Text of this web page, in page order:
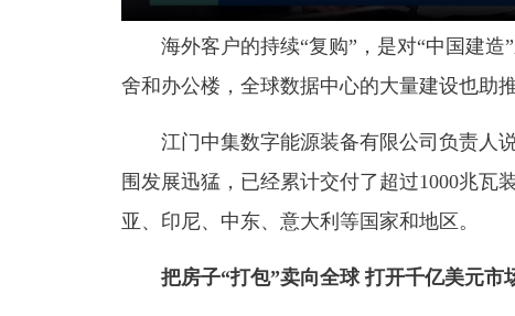
海外客户的持续“复购”，是对“中国建造
舍和办公楼，全球数据中心的大量建设也助
江门中集数字能源装备有限公司负责人
围发展迅猛，已经累计交付了超过1000兆瓦
亚、印尼、中东、意大利等国家和地区。
把房子“打包”卖向全球 打开千亿美元市